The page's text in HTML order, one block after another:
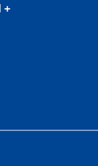
+